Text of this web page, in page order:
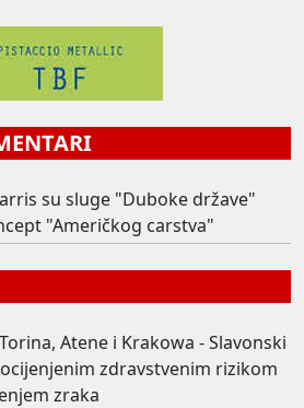
su sluge "Duboke države"
"Američkog carstva"
Atene i Krakowa - Slavonski
zdravstvenim rizikom
zraka